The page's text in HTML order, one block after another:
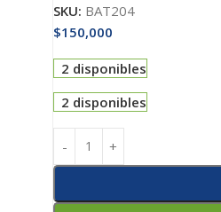
SKU: BAT204
$150,000
2 disponibles
2 disponibles